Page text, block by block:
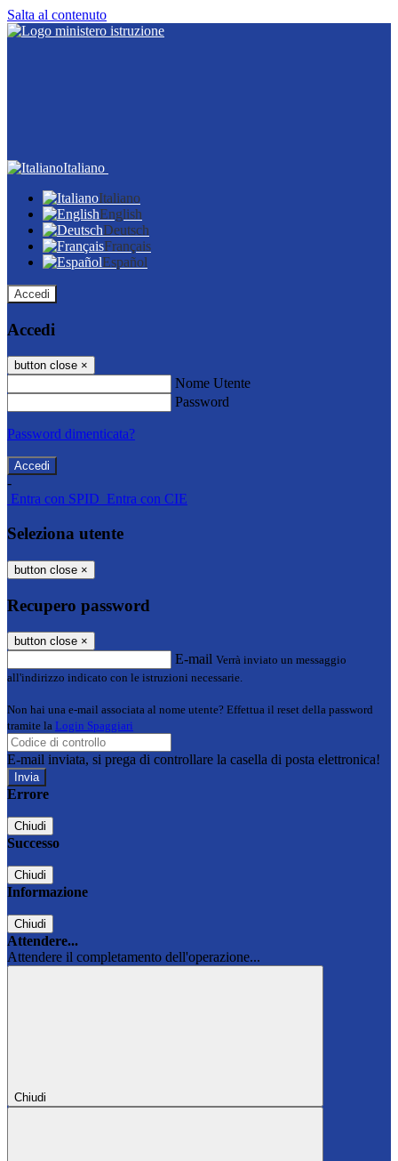
Salta al contenuto
Italiano
Italiano
English
Deutsch
Français
Español
Accedi
Accedi
button close ×
Nome Utente
Password
Password dimenticata?
-
Entra con SPID Entra con CIE
Seleziona utente
button close ×
Recupero password
button close ×
E-mail Verrà inviato un messaggio
all'indirizzo indicato con le istruzioni necessarie.
Non hai una e-mail associata al nome utente? Effettua il reset della password
tramite la Login Spaggiari
E-mail inviata, si prega di controllare la casella di posta elettronica!
Errore
Chiudi
Successo
Chiudi
Informazione
Chiudi
Attendere...
Attendere il completamento dell'operazione...
Chiudi